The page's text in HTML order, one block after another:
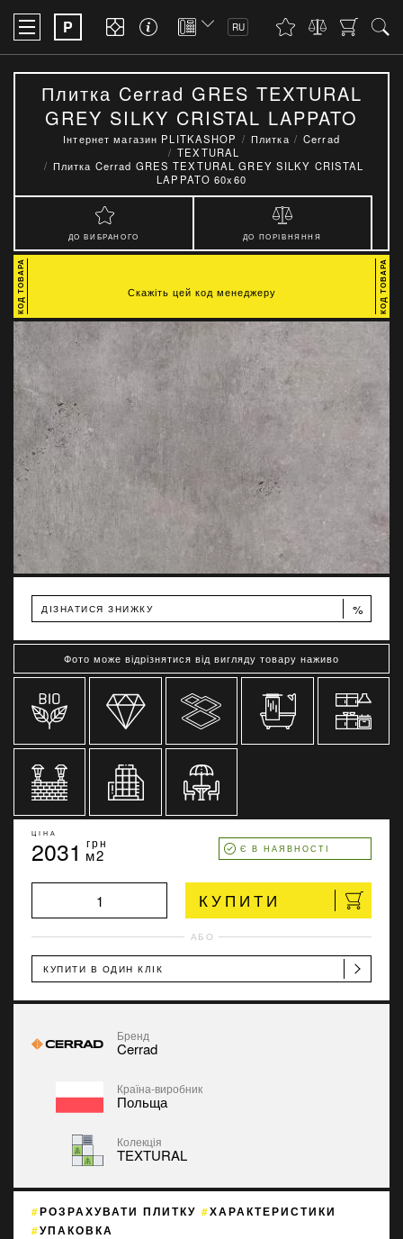
P RU
Плитка Cerrad GRES TEXTURAL
GREY SILKY CRISTAL LAPPATO
60x60
Інтернет магазин PLITKASHOP Плитка
Cerrad
TEXTURAL
Плитка Cerrad GRES TEXTURAL GREY SILKY CRISTAL
LAPPATO 60x60
ДО ВИБРАНОГО ДО ПОРІВНЯННЯ
ДІЗНАТИСЯ ЗНИЖКУ %
Фото може відрізнятися від вигляду товару наживо
ЦІНА
2031 грн
м2 Є В НАЯВНОСТІ
КУПИТИ
АБО
КУПИТИ В ОДИН КЛІК
Бренд
Cerrad
Країна-виробник
Польща
Колекція
TEXTURAL
РОЗРАХУВАТИ ПЛИТКУ
ХАРАКТЕРИСТИКИ
УПАКОВКА
Скажіть цей код менеджеру